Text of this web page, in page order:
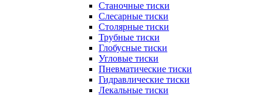
Станочные тиски
Слесарные тиски
Столярные тиски
Трубные тиски
Глобусные тиски
Угловые тиски
Пневматические тиски
Гидравлические тиски
Лекальные тиски